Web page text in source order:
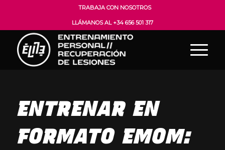
TRABAJA CON NOSOTROS
LLÁMANOS AL +34 656 501 317
ENTRENAR EN
FORMATO EMOM: